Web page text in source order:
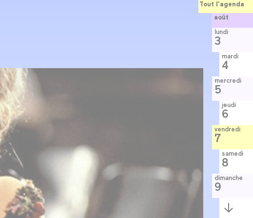
Tout l’agenda
août
lundi
3
mardi
4
mercredi
5
jeudi
6
vendredi
7
samedi
8
dimanche
9
Semaine
suivante